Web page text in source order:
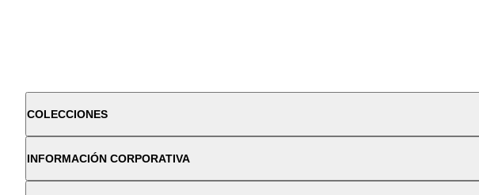
COLECCIONES
INFORMACIÓN CORPORATIVA